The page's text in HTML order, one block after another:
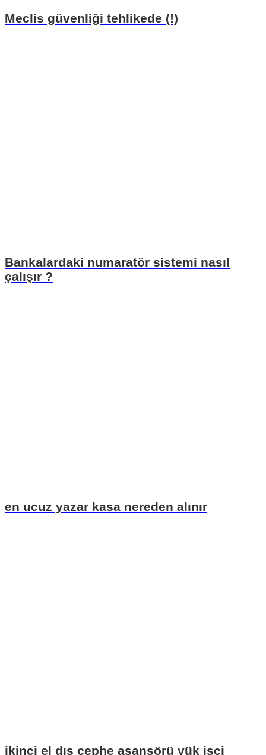
Meclis güvenliği tehlikede (!)
Bankalardaki numaratör sistemi nasıl
çalışır ?
en ucuz yazar kasa nereden alınır
ikinci el dış cephe asansörü yük işçi